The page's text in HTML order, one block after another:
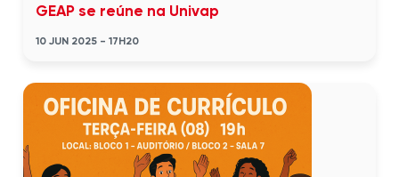
GEAP se reúne na Univap
10 JUN 2025 - 17H20